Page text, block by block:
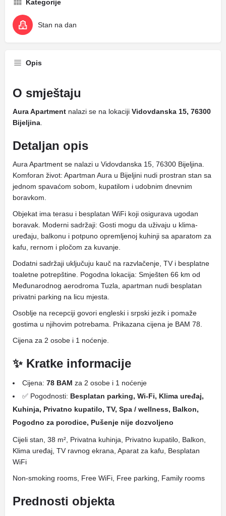
Kategorije
Stan na dan
Opis
O smještaju
Aura Apartment nalazi se na lokaciji Vidovdanska 15, 76300
Bijeljina
Detaljan opis
Aura Apartment se nalazi u Vidovdanska 15, 76300 Bijeljina.
Komforan život: Apartman Aura u Bijeljini nudi prostran stan sa
jednom spavaćom sobom, kupatilom i udobnim dnevnim
boravkom.
Objekat ima terasu i besplatan WiFi koji osigurava ugodan
boravak. Moderni sadržaji: Gosti mogu da uživaju u klima-
uređaju, balkonu i potpuno opremljenoj kuhinji sa aparatom za
kafu, rernom i pločom za kuvanje.
Dodatni sadržaji uključuju kauč na razvlačenje, TV i besplatne
toaletne potrepštine. Pogodna lokacija: Smješten 66 km od
Međunarodnog aerodroma Tuzla, apartman nudi besplatan
privatni parking na licu mjesta.
Osoblje na recepciji govori engleski i srpski jezik i pomaže
gostima u njihovim potrebama. Prikazana cijena je BAM 78.
Cijena za 2 osobe i 1 noćenje.
✨ Kratke informacije
Cijena: 78 BAM za 2 osobe i 1 noćenje
✅ Pogodnosti: Besplatan parking, Wi-Fi, Klima uređaj,
Kuhinja, Privatno kupatilo, TV, Spa / wellness, Balkon,
Pogodno za porodice, Pušenje nije dozvoljeno
Cijeli stan, 38 m², Privatna kuhinja, Privatno kupatilo, Balkon,
Klima uređaj, TV ravnog ekrana, Aparat za kafu, Besplatan
WiFi
Non-smoking rooms, Free WiFi, Free parking, Family rooms
Prednosti objekta